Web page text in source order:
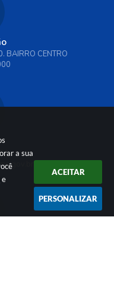
a sua
e
ACEITAR
PERSONALIZAR
BAIRRO CENTRO